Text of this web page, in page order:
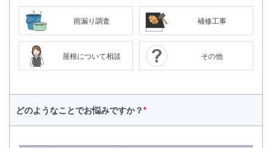
雨漏り調査 補修工事
屋根について相談 その他
どのようなことでお悩みですか？*